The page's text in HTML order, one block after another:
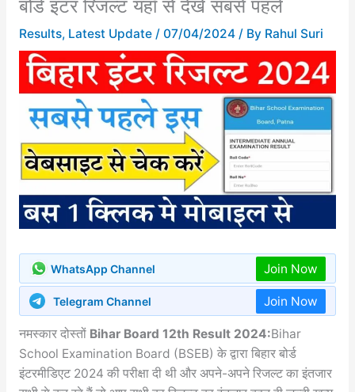
बोर्ड इंटर रिजल्ट यहाँ से देखे सबसे पहले
Results, Latest Update/ 07/04/2024 / By Rahul Suri
WhatsApp Channel Join Now
Telegram Channel Join Now
नमस्कार दोस्तों Bihar Board 12th Result 2024:Bihar
School Examination Board (BSEB) के द्वारा बिहार बोर्ड
इंटरमीडिएट 2024 की परीक्षा दी थी और अपने-अपने रिजल्ट का इंतजार